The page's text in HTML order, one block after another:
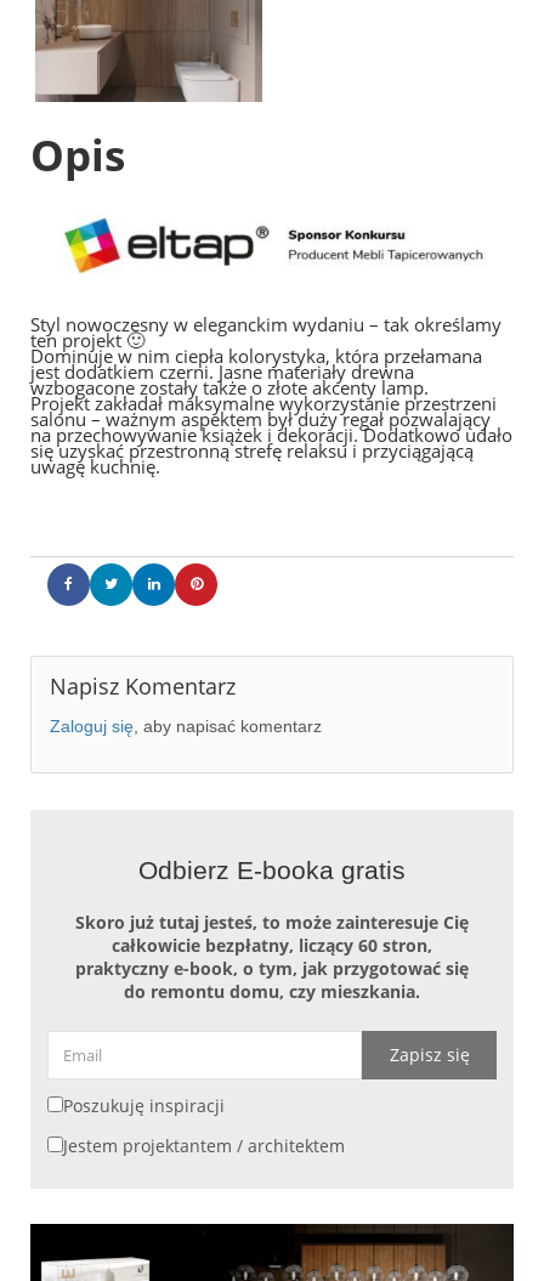
Opis
Styl nowoczesny w eleganckim wydaniu – tak określamy
ten projekt 🙂
Dominuje w nim ciepła kolorystyka, która przełamana
jest dodatkiem czerni. Jasne materiały drewna
wzbogacone zostały także o złote akcenty lamp.
Projekt zakładał maksymalne wykorzystanie przestrzeni
salonu – ważnym aspektem był duży regał pozwalający
na przechowywanie książek i dekoracji. Dodatkowo udało
się uzyskać przestronną strefę relaksu i przyciągającą
uwagę kuchnię.
Napisz Komentarz
Zaloguj się, aby napisać komentarz
Odbierz E-booka gratis
Skoro już tutaj jesteś, to może zainteresuje Cię
całkowicie bezpłatny, liczący 60 stron,
praktyczny e-book, o tym, jak przygotować się
do remontu domu, czy mieszkania.
Zapisz się
Poszukuję inspiracji
Jestem projektantem / architektem